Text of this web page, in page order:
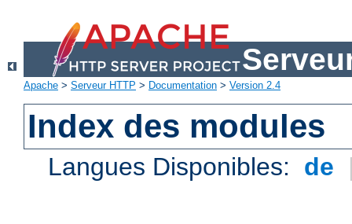
Apache > Serveur HTTP > Documentation > Version 2.4
Index des modules
Langues Disponibles: de